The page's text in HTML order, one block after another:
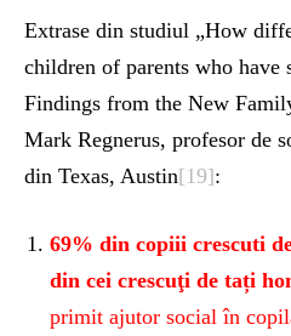
Extrase din studiul „How
children of parents who have
Findings from the New
Mark Regnerus, profesor de
din Texas, Austin[19]:
69% din copiii crescuti
din cei crescuţi de tați
primit ajutor social în